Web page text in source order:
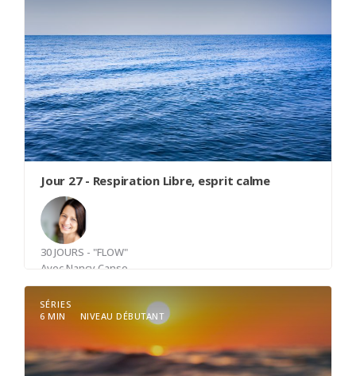
Jour 27 - Respiration Libre, esprit calme
30 JOURS - "FLOW"
AvecNancy Canse
Notre respiration est vitale, mais est-elle optimale
? Cette douce pratique vous invite à explorer
votre respiration et à lui permettre de prendre
SÉRIES
6 MIN
NIVEAU DÉBUTANT